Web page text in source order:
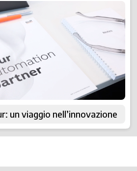
un viaggio nell’innovazione